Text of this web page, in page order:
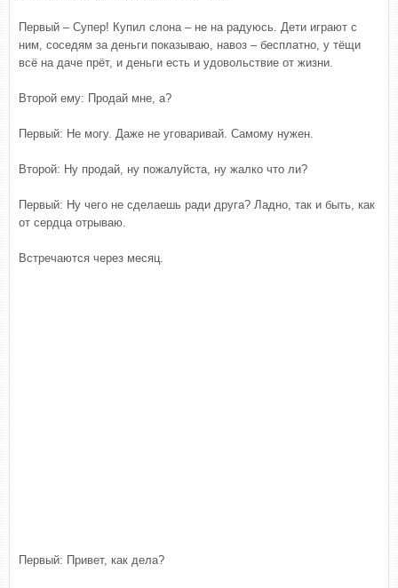
Первый – Супер! Купил слона – не на радуюсь. Дети играют с
ним, соседям за деньги показываю, навоз – бесплатно, у тёщи
всё на даче прёт, и деньги есть и удовольствие от жизни.
Второй ему: Продай мне, а?
Первый: Не могу. Даже не уговаривай. Самому нужен.
Второй: Ну продай, ну пожалуйста, ну жалко что ли?
Первый: Ну чего не сделаешь ради друга? Ладно, так и быть, как
от сердца отрываю.
Встречаются через месяц.
Первый: Привет, как дела?